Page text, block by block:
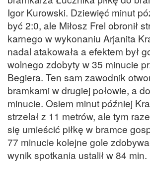
Igor Kurowski. Dziewięć minut
być 2:0, ale Miłosz Frel obronił
karnego w wykonaniu Arjanita
nadal atakowała a efektem był
wolnego zdobyty w 35 minucie
Begiera. Ten sam zawodnik
bramkami w drugiej połowie, a
minucie. Osiem minut później
strzelał z 11 metrów, ale tym
się umieścić piłkę w bramce
77 minucie kolejne gole
wynik spotkania ustalił w 84